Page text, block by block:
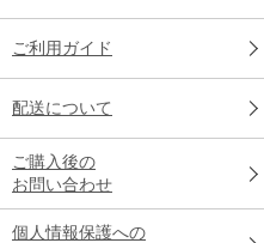
ご利用ガイド
配送について
ご購入後の
お問い合わせ
個人情報保護への